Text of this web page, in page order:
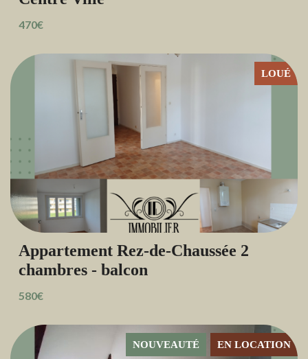
470€
LOUÉ
Appartement Rez-de-Chaussée 2
chambres - balcon
580€
EN LOCATION
NOUVEAUTÉ